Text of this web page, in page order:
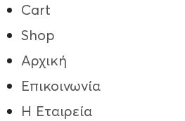
Cart
Shop
Αρχική
Επικοινωνία
Η Εταιρεία